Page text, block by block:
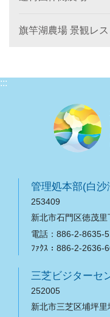
旗竿湖農場 景観レ
:::
管理処本部(白
253409
新北市石門区徳茂
電話：886-2-8635-
ﾌｧｸｽ：886-2-2636-
三芝ビジターセ
252005
新北市三芝区埔坪